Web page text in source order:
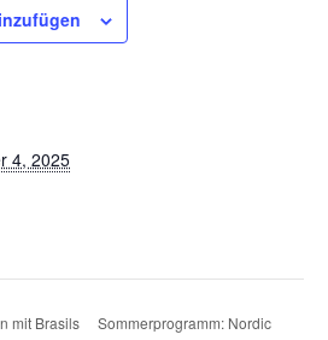
4, 2025
mit Brasils
Sommerprogramm: Nordic